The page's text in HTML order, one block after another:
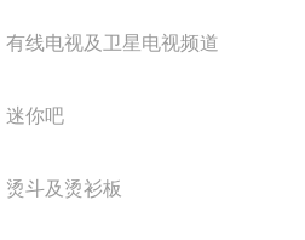
有线电视及卫星电视频道
迷你吧
烫斗及烫衫板